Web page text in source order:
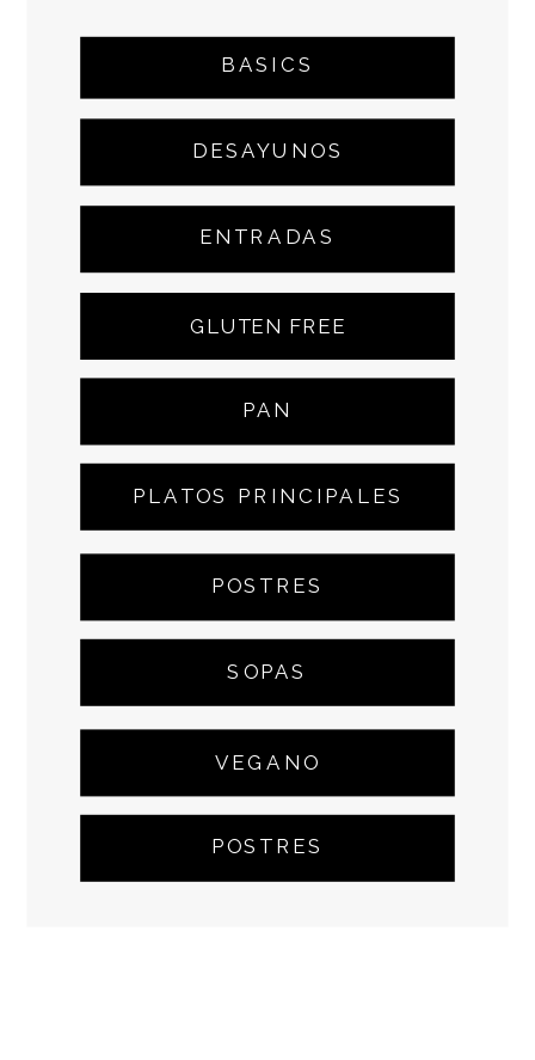
BASICS
DESAYUNOS
ENTRADAS
GLUTEN FREE
PAN
PLATOS PRINCIPALES
POSTRES
SOPAS
VEGANO
POSTRES